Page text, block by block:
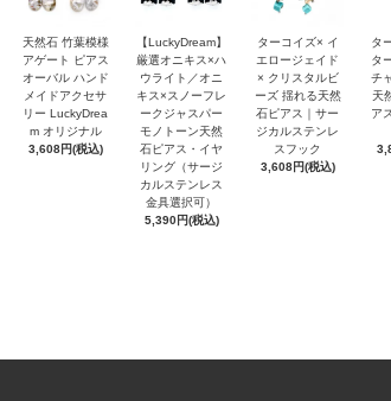
天然石 竹葉模様
アゲート ピアス
オーバル ハンド
メイドアクセサ
リー LuckyDrea
m オリジナル
3,608円(税込)
【LuckyDream】
厳選オニキス×ハ
ウライト／オニ
キス×スノーフレ
ークジャスパー
モノトーン天然
石ピアス・イヤ
リング（サージ
カルステンレス
金具選択可）
5,390円(税込)
ターコイズ× イ
エロージェイド
× クリスタルビ
ーズ 揺れる天然
石ピアス｜サー
ジカルステンレ
スフック
3,608円(税込)
タ
タ
チ
天
ア